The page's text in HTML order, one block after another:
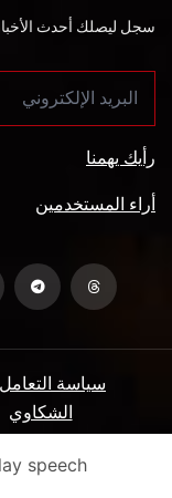
سجل ليصلك أحدث
رأيك يهمنا
أراء المستخدمين
سياسة
الشكاوي
ميثاق
speech